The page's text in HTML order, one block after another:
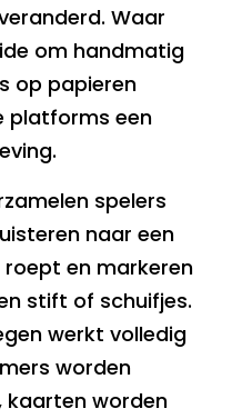
Waar
om handmatig
op papieren
platforms een
spelers
naar een
en markeren
stift of schuifjes.
werkt volledig
worden
kaarten worden